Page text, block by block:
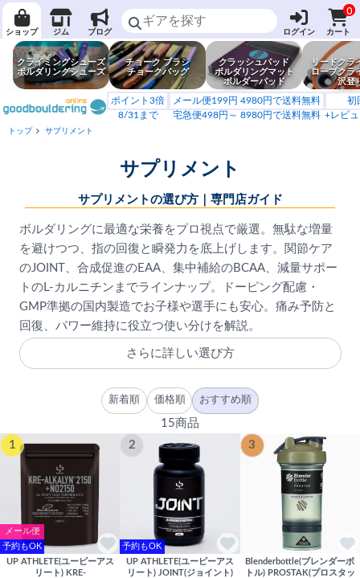
ショップ ジム ブログ ログイン
0
カート
クライミングシューズ
ボルダリングシューズ
チョーク ブラシ
チョークバッグ
クラッシュパッド
ボルダリングマット
ボルダーパッド
リードクラ
ロープクラ
沢登
ポイント3倍
8/31まで
メール便199円 4980円で送料無料
宅急便498円～ 8980円で送料無料
初
+レビ
トップ サプリメント
サプリメント
サプリメントの選び方｜専門店ガイド
ボルダリングに最適な栄養をプロ視点で厳選。無駄な増量
を避けつつ、指の回復と瞬発力を底上げします。関節ケア
のJOINT、合成促進のEAA、集中補給のBCAA、減量サポー
トのL-カルニチンまでラインナップ。ドーピング配慮・
GMP準拠の国内製造でお子様や選手にも安心。痛み予防と
回復、パワー維持に役立つ使い分けを解説。
さらに詳しい選び方
新着順 価格順 おすすめ順
15商品
1
メール便
予約もOK
UP ATHLETE(ユーピーアス
リート) KRE-
2
予約もOK
UP ATHLETE(ユーピーアス
リート) JOINT(ジョイント)
3
Blenderbottle(ブレンダーボ
トル) PROSTAK(プロスタッ